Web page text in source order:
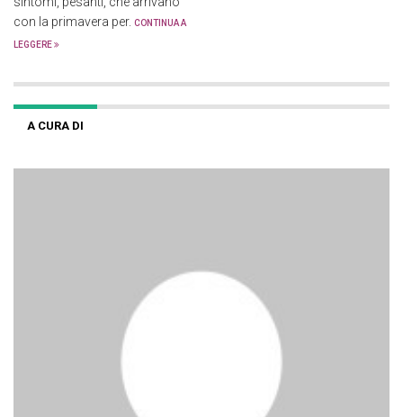
con la primavera per. CONTINUA A
LEGGERE
A CURA DI